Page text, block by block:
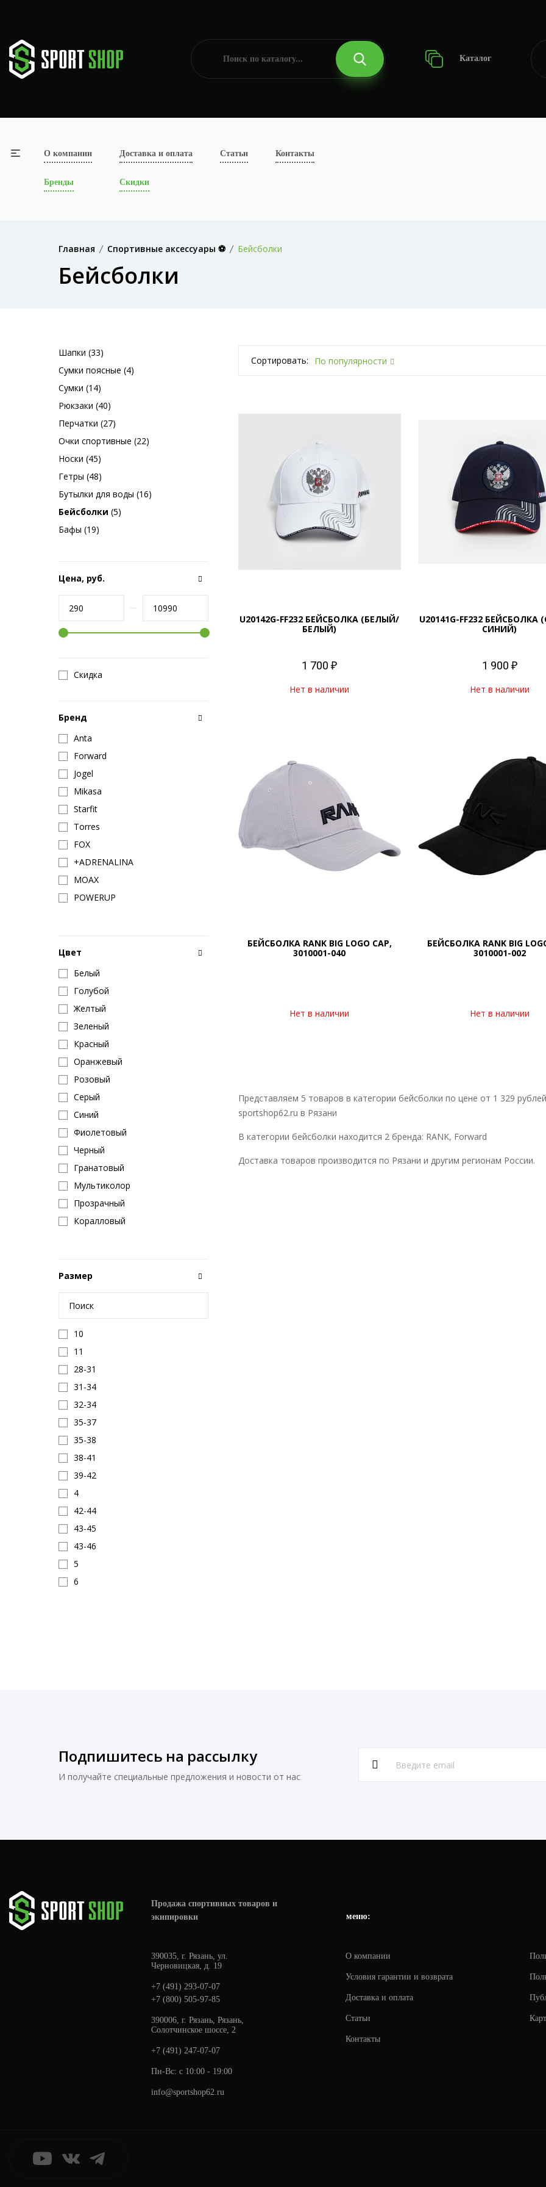
Каталог
О компании Доставка и оплата Статьи Контакты
Бренды Скидки
Главная Спортивные аксессуары ⚽ Бейсболки
Бейсболки
Шапки (33)
Сумки поясные (4)
Сумки (14)
Рюкзаки (40)
Перчатки (27)
Очки спортивные (22)
Носки (45)
Гетры (48)
Бутылки для воды (16)
Бейсболки (5)
Бафы (19)
Цена, руб.
Скидка
Бренд
Anta
Forward
Jogel
Mikasa
Starfit
Torres
FOX
+ADRENALINA
MOAX
POWERUP
Цвет
Белый
Голубой
Желтый
Зеленый
Красный
Оранжевый
Розовый
Серый
Синий
Фиолетовый
Черный
Гранатовый
Мультиколор
Прозрачный
Коралловый
Размер
10
11
28-31
31-34
32-34
35-37
35-38
38-41
39-42
4
42-44
43-45
43-46
5
6
Сортировать: По популярности
U20142G-FF232 БЕЙСБОЛКА (БЕЛЫЙ/
БЕЛЫЙ)
1 700 ₽
Нет в наличии
U20141G-FF232
СИНИЙ)
1 900 ₽
Нет в наличии
БЕЙСБОЛКА RANK BIG LOGO CAP,
3010001-040
Нет в наличии
БЕЙСБОЛКА RANK BIG
3010001-002
Нет в наличии
Представляем 5 товаров в категории бейсболки по цене от 1 329
sportshop62.ru в Рязани
В категории бейсболки находится 2 бренда: RANK, Forward
Доставка товаров производится по Рязани и другим регионам России.
Подпишитесь на рассылку
И получайте специальные предложения и новости от нас
Продажа спортивных товаров и
экипировки
меню:
390035, г. Рязань, ул.
Черновицкая, д. 19
+7 (491) 293-07-07
+7 (800) 505-97-85
390006, г. Рязань, Рязань,
Солотчинское шоссе, 2
+7 (491) 247-07-07
Пн-Вс: с 10:00 - 19:00
info@sportshop62.ru
О компании
Условия гарантии и возврата
Доставка и оплата
Статьи
Контакты